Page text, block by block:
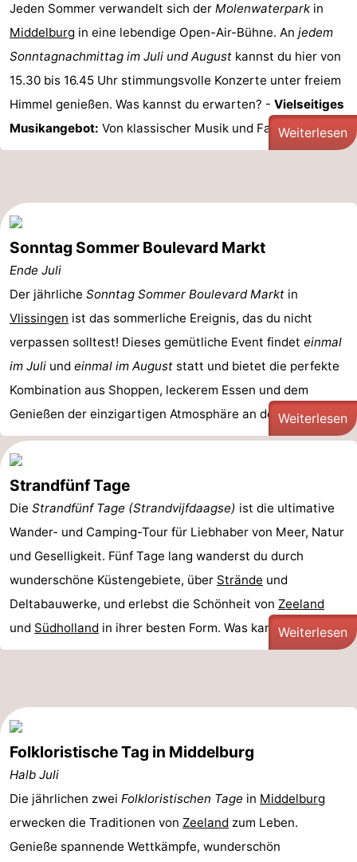
Jeden Sommer verwandelt sich der Molenwaterpark in
Middelburg in eine lebendige Open-Air-Bühne. An jedem
Sonntagnachmittag im Juli und August kannst du hier von
15.30 bis 16.45 Uhr stimmungsvolle Konzerte unter freiem
Himmel genießen. Was kannst du erwarten? - Vielseitiges
Musikangebot: Von klassischer Musik und Fado ...Weiterlesen
Sonntag Sommer Boulevard Markt
Ende Juli
Der jährliche Sonntag Sommer Boulevard Markt in
Vlissingen ist das sommerliche Ereignis, das du nicht
verpassen solltest! Dieses gemütliche Event findet einmal
im Juli und einmal im August statt und bietet die perfekte
Kombination aus Shoppen, leckerem Essen und dem
Genießen der einzigartigen Atmosphäre an der ...Weiterlesen
Strandfünf Tage
Die Strandfünf Tage (Strandvijfdaagse) ist die ultimative
Wander- und Camping-Tour für Liebhaber von Meer, Natur
und Geselligkeit. Fünf Tage lang wanderst du durch
wunderschöne Küstengebiete, über Strände und
Deltabauwerke, und erlebst die Schönheit von Zeeland
und Südholland in ihrer besten Form. Was kannst du ...
Weiterlesen
Folkloristische Tag in Middelburg
Halb Juli
Die jährlichen zwei Folkloristischen Tage in Middelburg
erwecken die Traditionen von Zeeland zum Leben.
Genieße spannende Wettkämpfe, wunderschön